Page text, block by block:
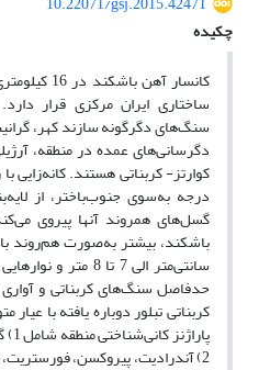
چکیده
کانسار آهن
ساختاری ایران مرکزی قرار
سنگ‌های دگرگونه سازند کهر،
دگرسانی‌های عمده در منطقه،
درجه به‌سوی جنوب‌باختر، از
گسل‌های همروند آنها پیروی
حدفاصل سنگ‌های کربناتی و